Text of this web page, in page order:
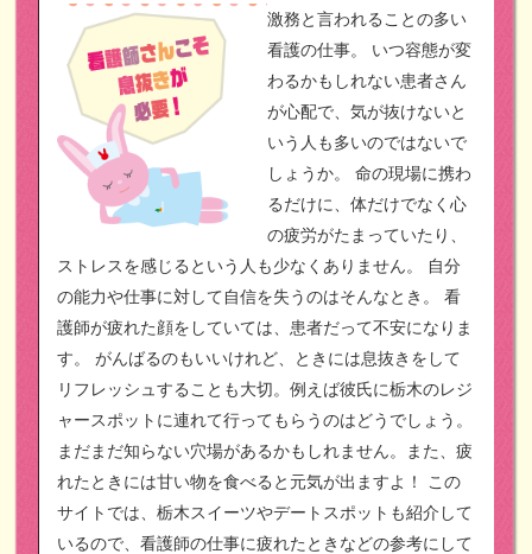
激務と言われることの多い
看護の仕事。
いつ容態が変
わるかもしれない患者さん
が心配で、気が抜けないと
いう人も多いのではないで
しょうか。
命の現場に携わ
るだけに、体だけでなく心
の疲労がたまっていたり、
ストレスを感じるという人も少なくありません。
自分
の能力や仕事に対して自信を失うのはそんなとき。
看
護師が疲れた顔をしていては、患者だって不安になりま
す。
がんばるのもいいけれど、ときには息抜きをして
リフレッシュすることも大切。例えば彼氏に栃木のレジ
ャースポットに連れて行ってもらうのはどうでしょう。
まだまだ知らない穴場があるかもしれません。また、疲
れたときには甘い物を食べると元気が出ますよ！
この
サイトでは、栃木スイーツやデートスポットも紹介して
いるので、看護師の仕事に疲れたときなどの参考にして